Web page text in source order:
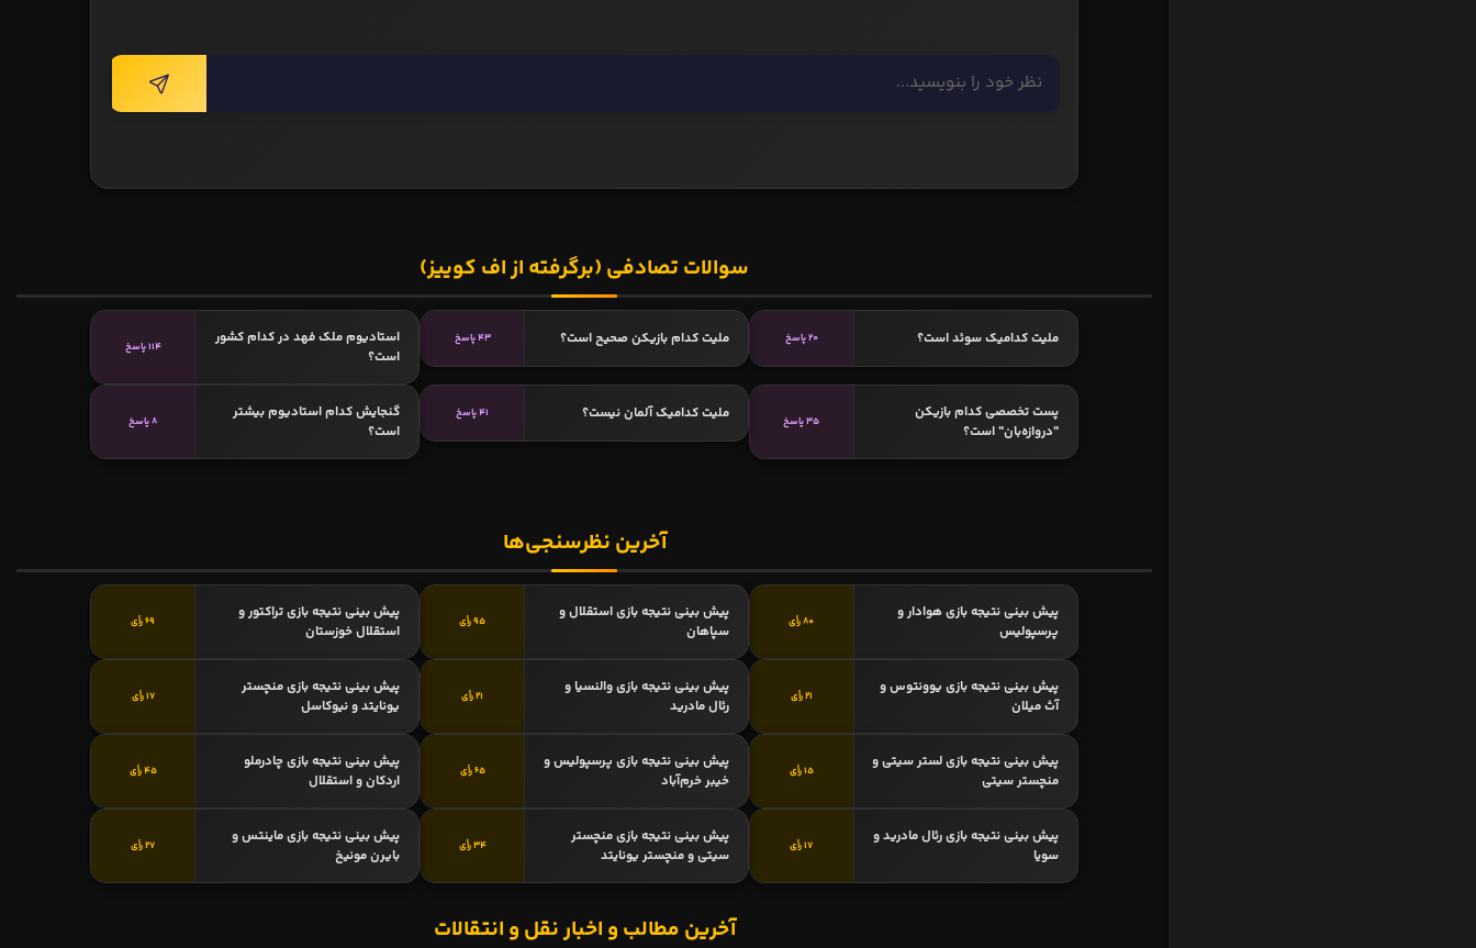
سوالات تصادفی (برگرفته از اف کوییز)
ملیت کدامیک سوئد است؟ 20 پاسخ ملیت کدام بازیکن صحیح است؟ 43 پاسخ
استادیوم ملک فهد در کدام کشور
است؟
114 پاسخ
پست تخصصی کدام بازیکن
"دروازه‌بان" است؟
35 پاسخ ملیت کدامیک آلمان نیست؟ 41 پاسخ
گنجایش کدام استادیوم بیشتر
است؟
8 پاسخ
آخرین نظرسنجی‌ها
پیش بینی نتیجه بازی هوادار و
پرسپولیس
80 رأی
پیش بینی نتیجه بازی استقلال و
سپاهان
95 رأی
پیش بینی نتیجه بازی تراکتور و
استقلال خوزستان
69 رأی
پیش بینی نتیجه بازی یوونتوس و
آث میلان
21 رأی
پیش بینی نتیجه بازی والنسیا و
رئال مادرید
21 رأی
پیش بینی نتیجه بازی منچستر
یونایتد و نیوکاسل
17 رأی
پیش بینی نتیجه بازی لستر سیتی و
منچستر سیتی
15 رأی
پیش بینی نتیجه بازی پرسپولیس و
خیبر خرم‌آباد
65 رأی
پیش بینی نتیجه بازی چادرملو
اردکان و استقلال
45 رأی
پیش بینی نتیجه بازی رئال مادرید و
سویا
17 رأی
پیش بینی نتیجه بازی منچستر
سیتی و منچستر یونایتد
34 رأی
پیش بینی نتیجه بازی ماینتس و
بایرن مونیخ
27 رأی
آخرین مطالب و اخبار نقل و انتقالات